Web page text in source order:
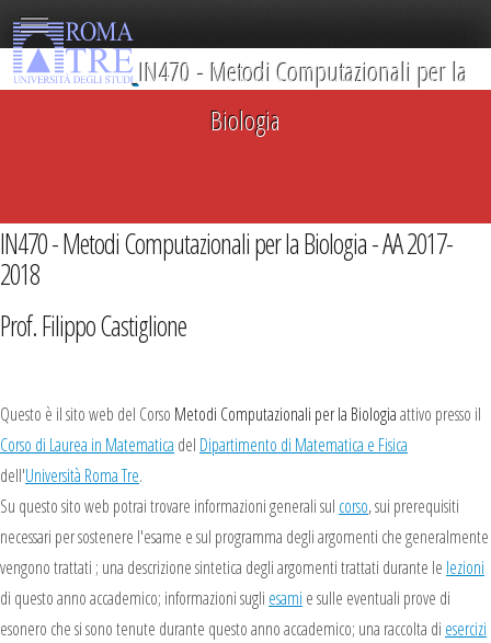
IN470 - Metodi Computazionali per la Biologia - AA 2017-
2018
Prof. Filippo Castiglione
Questo è il sito web del Corso Metodi Computazionali per la Biologiaattivo presso il
Corso di Laurea in Matematica del Dipartimento di Matematica e Fisica
dell'Università Roma Tre.
Su questo sito web potrai trovare informazioni generali sul corso, sui prerequisiti
necessari per sostenere l'esame e sul programma degli argomenti che generalmente
vengono trattati ; una descrizione sintetica degli argomenti trattati durante le lezioni
di questo anno accademico; informazioni sugli esami e sulle eventuali prove di
esonero che si sono tenute durante questo anno accademico; una raccolta di esercizi
IN470 - Metodi Computazionali per la
Biologia